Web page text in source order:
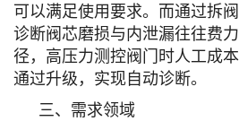
可以满足使用要求。而通过拆
诊断阀芯磨损与内泄漏往往费
径，高压力测控阀门时人工成
通过升级，实现自动诊断。
三、需求领域